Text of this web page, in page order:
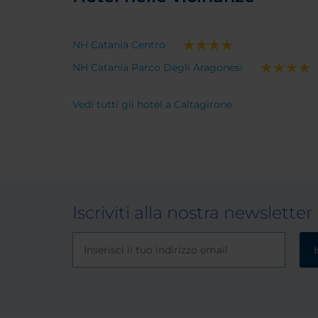
NH Catania Centro
NH Catania Parco Degli Aragonesi
Vedi tutti gli hotel a Caltagirone
Iscriviti alla nostra newsletter